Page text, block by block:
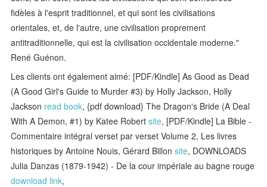
fidèles à l'esprit traditionnel, et qui sont les civilisations
orientales, et, de l'autre, une civilisation proprement
antitraditionnelle, qui est la civilisation occidentale moderne."
René Guénon.
Les clients ont également aimé: [PDF/Kindle] As Good as Dead
(A Good Girl's Guide to Murder #3) by Holly Jackson, Holly
Jackson read book, {pdf download} The Dragon's Bride (A Deal
With A Demon, #1) by Katee Robertsite, [PDF/Kindle] La Bible -
Commentaire intégral verset par verset Volume 2, Les livres
historiques by Antoine Nouis, Gérard Billonsite, DOWNLOADS
Julia Danzas (1879-1942) - De la cour impériale au bagne rouge
download link,